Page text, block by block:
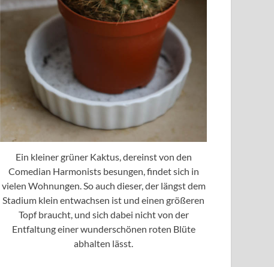
Ein kleiner grüner Kaktus, dereinst von den
Comedian Harmonists besungen, findet sich in
vielen Wohnungen. So auch dieser, der längst dem
Stadium klein entwachsen ist und einen größeren
Topf braucht, und sich dabei nicht von der
Entfaltung einer wunderschönen roten Blüte
abhalten lässt.